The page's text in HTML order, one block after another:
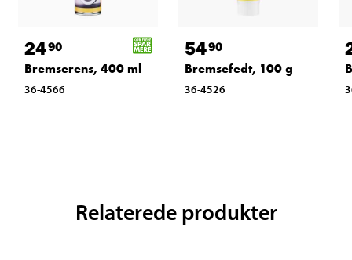
2490
Bremserens, 400 ml
36-4566
5490
Bremsefedt, 100 g
36-4526
Relaterede produkter